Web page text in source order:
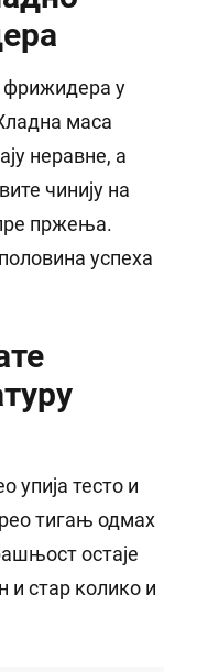
фрижидера у
маса
неравне, а
чинију на
пржења.
успеха
упија тесто и
тигањ одмах
остаје
и стар колико и